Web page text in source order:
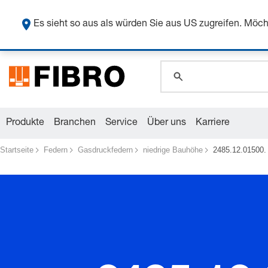
Produkte Branchen Service Über uns Karriere
Startseite Federn Gasdruckfedern niedrige Bauhöhe
Es sieht so aus als würden Sie aus US zugreifen.